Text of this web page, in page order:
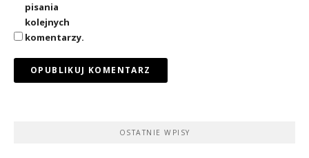
pisania
kolejnych
komentarzy.
OSTATNIE WPISY